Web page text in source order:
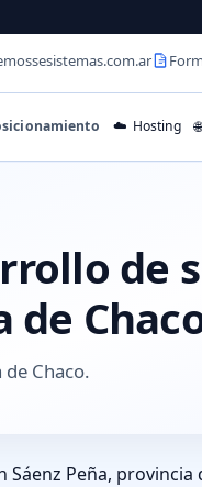
☁️ Hosting 🌐
de
de
de Chaco.
Sáenz Peña,